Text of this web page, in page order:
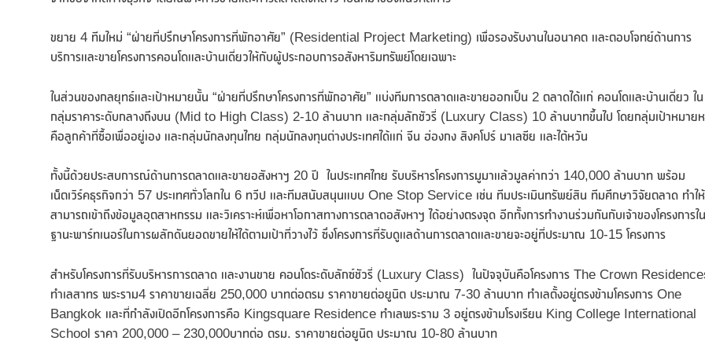
ขยาย 4 ทีมใหม่ “ฝ่ายที่ปรึกษาโครงการที่พักอาศัย” (Residential Project Marketing) เพื่อรองรับงานในอนาคต และตอบโจทย์ด้านการ
บริการและขายโครงการคอนโดและบ้านเดี่ยวให้กับผู้ประกอบการอสังหาริมทรัพย์โดยเฉพาะ
ในส่วนของกลยุทธ์และเป้าหมายนั้น “ฝ่ายที่ปรึกษาโครงการที่พักอาศัย” แบ่งทีมการตลาดและขายออกเป็น 2 ตลาดได้แก่ คอนโดและบ้านเดี่ยว ใน
กลุ่มราคาระดับกลางถึงบน (Mid to High Class) 2-10 ล้านบาท และกลุ่มลักชัวรี่ (Luxury Class) 10 ล้านบาทขึ้นไป โดยกลุ่มเป้าหมาย
คือลูกค้าที่ซื้อเพื่ออยู่เอง และกลุ่มนักลงทุนไทย กลุ่มนักลงทุนต่างประเทศได้แก่ จีน ฮ่องกง สิงคโปร์ มาเลซีย และไต้หวัน
ทั้งนี้ด้วยประสบการณ์ด้านการตลาดและขายอสังหาฯ 20 ปี ในประเทศไทย รับบริหารโครงการมูมาแล้วมูลค่ากว่า 140,000 ล้านบาท พร้อม
เน็ตเวิร์คธุรกิจกว่า 57 ประเทศทั่วโลกใน 6 ทวีป และทีมสนับสนุนแบบ One Stop Service เช่น ทีมประเมินทรัพย์สิน ทีมศึกษาวิจัยตลาด ทำให้
สามารถเข้าถึงข้อมูลอุตสาหกรรม และวิเคราะห์เพื่อหาโอกาสทางการตลาดอสังหาฯ ได้อย่างตรงจุด อีกทั้งการทำงานร่วมกันกับเจ้าของโครงการใน
ฐานะพาร์ทเนอร์ในการผลักดันยอดขายให้ได้ตามเป้าที่วางไว้ ซึ่งโครงการที่รับดูแลด้านการตลาดและขายจะอยู่ที่ประมาณ 10-15 โครงการ
สำหรับโครงการที่รับบริหารการตลาด และงานขาย คอนโดระดับลักซ์ชัวรี่ (Luxury Class) ในปัจจุบันคือโครงการ The Crown
ทำเลสาทร พระราม4 ราคาขายเฉลี่ย 250,000 บาทต่อตรม ราคาขายต่อยูนิต ประมาณ 7-30 ล้านบาท ทำเลตั้งอยู่ตรงข้ามโครงการ One
Bangkok และที่กำลังเปิดอีกโครงการคือ Kingsquare Residence ทำเลพระราม 3 อยู่ตรงข้ามโรงเรียน King College International
School ราคา 200,000 – 230,000บาทต่อ ตรม. ราคาขายต่อยูนิต ประมาณ 10-80 ล้านบาท